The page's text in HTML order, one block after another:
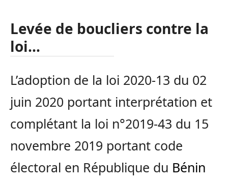
Levée de boucliers contre la
loi…
L’adoption de la loi 2020-13 du 02
juin 2020 portant interprétation et
complétant la loi n°2019-43 du 15
novembre 2019 portant code
électoral en République du Bénin